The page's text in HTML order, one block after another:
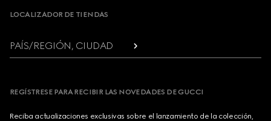
LOCALIZADOR DE TIENDAS
PAÍS/REGIÓN, CIUDAD
REGÍSTRESE PARA RECIBIR LAS NOVEDADES DE GUCCI
Reciba actualizaciones exclusivas sobre el lanzamiento de la colección,